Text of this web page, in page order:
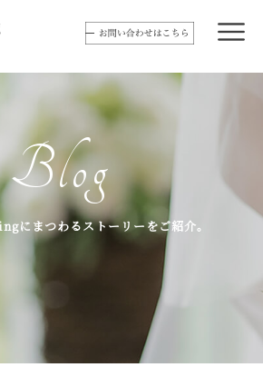
Blog
にまつわるストーリーをご紹介。